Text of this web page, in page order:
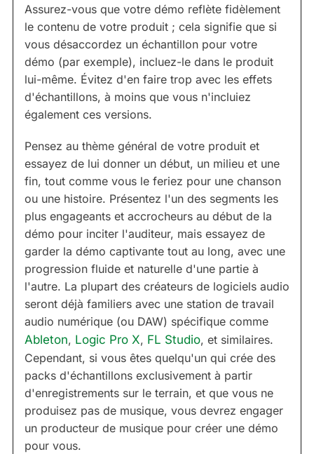
Assurez-vous que votre démo reflète fidèlement
le contenu de votre produit ; cela signifie que si
vous désaccordez un échantillon pour votre
démo (par exemple), incluez-le dans le produit
lui-même. Évitez d'en faire trop avec les effets
d'échantillons, à moins que vous n'incluiez
également ces versions.
Pensez au thème général de votre produit et
essayez de lui donner un début, un milieu et une
fin, tout comme vous le feriez pour une chanson
ou une histoire. Présentez l'un des segments les
plus engageants et accrocheurs au début de la
démo pour inciter l'auditeur, mais essayez de
garder la démo captivante tout au long, avec une
progression fluide et naturelle d'une partie à
l'autre. La plupart des créateurs de logiciels audio
seront déjà familiers avec une station de travail
audio numérique (ou DAW) spécifique comme
Ableton, Logic Pro X, FL Studio, et similaires.
Cependant, si vous êtes quelqu'un qui crée des
packs d'échantillons exclusivement à partir
d'enregistrements sur le terrain, et que vous ne
produisez pas de musique, vous devrez engager
un producteur de musique pour créer une démo
pour vous.